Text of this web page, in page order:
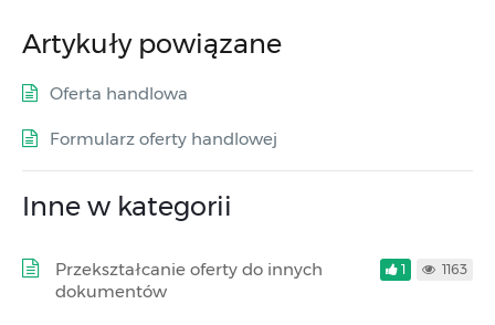
Artykuły powiązane
Oferta handlowa
Formularz oferty handlowej
Inne w kategorii
Przekształcanie oferty do innych
dokumentów
1 1163